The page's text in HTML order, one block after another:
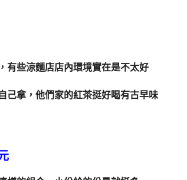
有些涼麵店店內環境實在是不太好
己拿，他們家的紅茶挺好喝有古早味